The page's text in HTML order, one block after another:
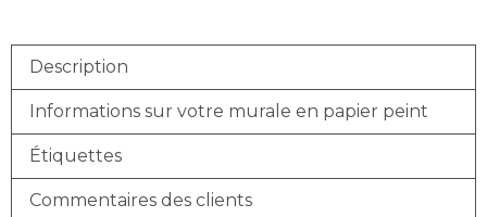
Description
Informations sur votre murale en papier peint
Étiquettes
Commentaires des clients